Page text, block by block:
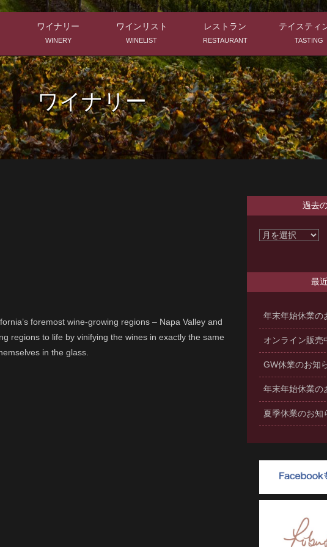
ワイナリー
WINERY
ワインリスト
WINELIST
レストラン
RESTAURANT
テイスティ
TASTING
ワイナリー
foremost wine-growing regions – Napa Valley and
regions to life by vinifying the wines in exactly the same
in the glass.
過去
最
年末年始休業の
オンライン販売
GW休業のお知
年末年始休業の
夏季休業のお知